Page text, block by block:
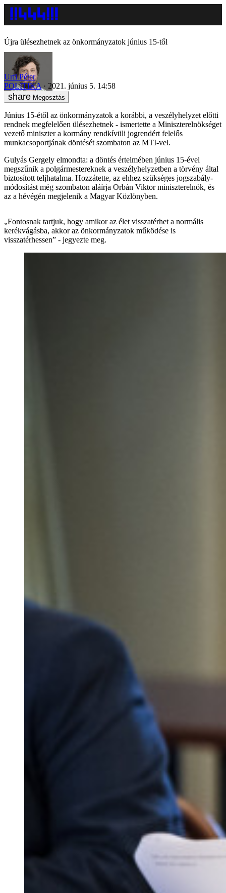
Újra ülésezhetnek az önkormányzatok június 15-től
Urfi Péter
POLITIKA
2021. június 5. 14:58
Megosztás
Június 15-étől az önkormányzatok a korábbi, a veszélyhelyzet előtti
rendnek megfelelően ülésezhetnek - ismertette a Miniszterelnökséget
vezető miniszter a kormány rendkívüli jogrendért felelős
munkacsoportjának döntését szombaton az MTI-vel.
Gulyás Gergely elmondta: a döntés értelmében június 15-ével
megszűnik a polgármestereknek a veszélyhelyzetben a törvény által
biztosított teljhatalma. Hozzátette, az ehhez szükséges jogszabály-
módosítást még szombaton aláírja Orbán Viktor miniszterelnök, és
az a hévégén megjelenik a Magyar Közlönyben.
„Fontosnak tartjuk, hogy amikor az élet visszatérhet a normális
kerékvágásba, akkor az önkormányzatok működése is
visszatérhessen” - jegyezte meg.